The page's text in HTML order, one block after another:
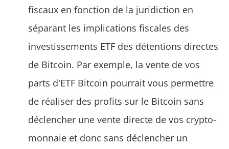
fiscaux en fonction de la juridiction en
séparant les implications fiscales des
investissements ETF des détentions directes
de Bitcoin. Par exemple, la vente de vos
parts d'ETF Bitcoin pourrait vous permettre
de réaliser des profits sur le Bitcoin sans
déclencher une vente directe de vos crypto-
monnaie et donc sans déclencher un